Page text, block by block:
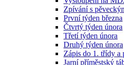
Zpívání s
První týden března
Čtvrtý týden února
Třetí týden února
Druhý týden února
Zápis do 1. třídy a
Jarní příměstský